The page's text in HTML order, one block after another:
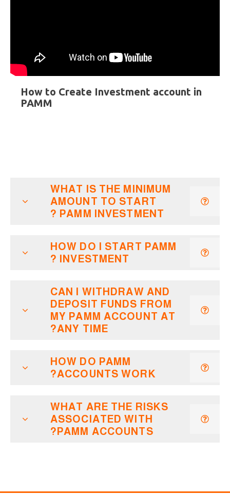
How to Create Investment account in
PAMM
WHAT IS THE MINIMUM
AMOUNT TO START
PAMM INVESTMENT ?
HOW DO I START PAMM
INVESTMENT ?
CAN I WITHDRAW AND
DEPOSIT FUNDS FROM
MY PAMM ACCOUNT AT
ANY TIME?
HOW DO PAMM
ACCOUNTS WORK?
WHAT ARE THE RISKS
ASSOCIATED WITH
PAMM ACCOUNTS?